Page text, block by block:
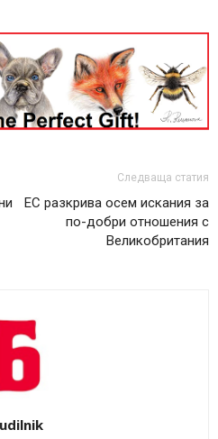
Следваща статия
ЕС разкрива осем искания за
по-добри отношения с
Великобритания